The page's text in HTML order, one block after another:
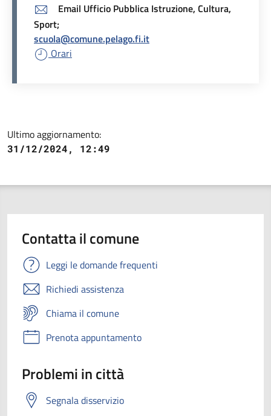
Email Ufficio Pubblica Istruzione, Cultura,
Sport;
scuola@comune.pelago.fi.it
Orari
Ultimo aggiornamento:
31/12/2024, 12:49
Contatta il comune
Leggi le domande frequenti
Richiedi assistenza
Chiama il comune
Prenota appuntamento
Problemi in città
Segnala disservizio